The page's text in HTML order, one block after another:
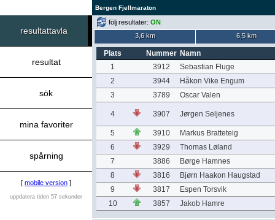
Bergen Fjellmaraton
resultattavla
resultat
sök
mina favoriter
spårning
[ mobile version ]
uppdatera tiden 57 sekunder
följ resultater: ON
3,6 km
6,5 km
Plats Nummer Namn
1
3912
Sebastian Fluge
2
3944
Håkon Vike Engum
3
3789 Oscar Valen
4 3907 Jørgen Seljenes
5 3910
Markus Bratteteig
6
3929
Thomas Løland
7
3886
Børge Hamnes
8
3816
Bjørn Haakon Haugstad
9
3817
Espen Torsvik
10
3857 Jakob Hamre